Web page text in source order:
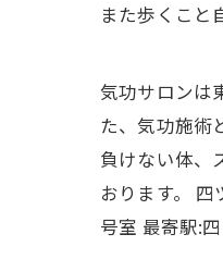
また歩くこと
気功サロンは
た、気功施術
負けない体、
おります。
号室 最寄駅: